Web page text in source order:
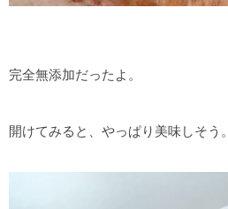
完全無添加だったよ。
開けてみると、やっぱり美味しそう。